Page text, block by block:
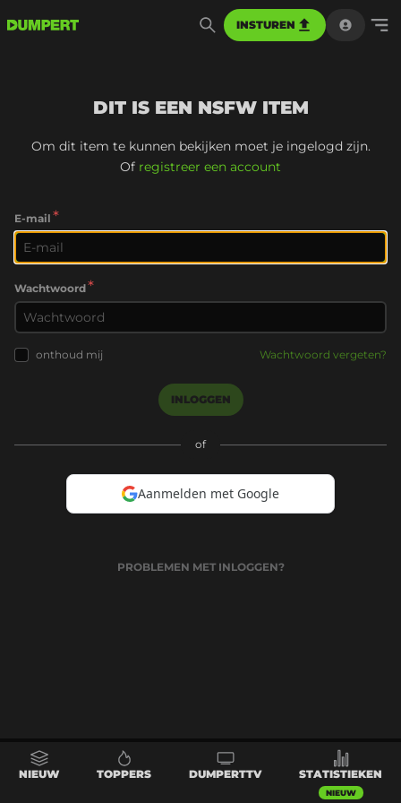
INSTUREN
DIT IS EEN NSFW ITEM
Om dit item te kunnen bekijken moet je ingelogd zijn.
Of registreer een account
E-mail *
Wachtwoord*
onthoud mij Wachtwoord vergeten?
INLOGGEN
of
Aanmelden met Google
PROBLEMEN MET INLOGGEN?
NIEUW TOPPERS DUMPERTTV STATISTIEKEN
NIEUW